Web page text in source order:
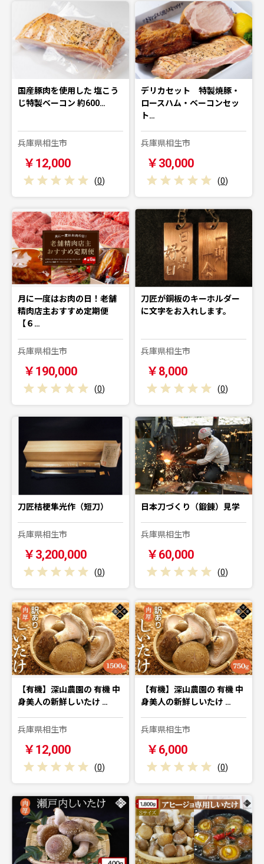
国産豚肉を使用した 塩こう
じ特製ベーコン 約600…
兵庫県相生市
￥12,000
(0)
デリカセット 特製焼豚・
ロースハム・ベーコンセッ
ト…
兵庫県相生市
￥30,000
(0)
月に一度はお肉の日！老舗
精肉店主おすすめ定期便
【６…
兵庫県相生市
￥190,000
(0)
刀匠が銅板のキーホルダー
に文字をお入れします。
兵庫県相生市
￥8,000
(0)
刀匠桔梗隼光作（短刀）
兵庫県相生市
￥3,200,000
(0)
日本刀づくり（鍛錬）見学
兵庫県相生市
￥60,000
(0)
【有機】深山農園の 有機 中
身美人の新鮮しいたけ …
兵庫県相生市
￥12,000
(0)
【有機】深山農園の 有機 中
身美人の新鮮しいたけ …
兵庫県相生市
￥6,000
(0)